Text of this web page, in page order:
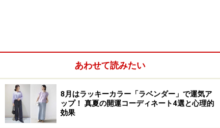
あわせて読みたい
8月はラッキーカラー「ラベンダー」で運気ア
ップ！ 真夏の開運コーディネート4選と心理的
効果